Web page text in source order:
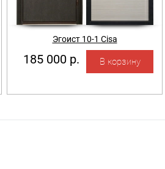
Эгоист 10-1 Cisa
185 000 р.